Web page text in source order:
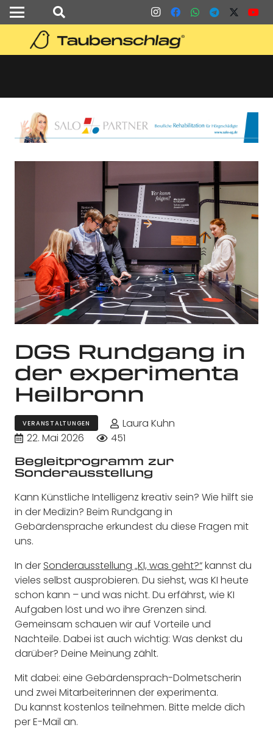
DGS Rundgang in
der experimenta
Heilbronn
VERANSTALTUNGEN
Laura Kuhn
22. Mai 2026
451
Begleitprogramm zur
Sonderausstellung
Kann Künstliche Intelligenz kreativ sein? Wie hilft sie
in der Medizin? Beim Rundgang in
Gebärdensprache erkundest du diese Fragen mit
uns.
In der Sonderausstellung „KI, was geht?“kannst du
vieles selbst ausprobieren. Du siehst, was KI heute
schon kann – und was nicht. Du erfährst, wie KI
Aufgaben löst und wo ihre Grenzen sind.
Gemeinsam schauen wir auf Vorteile und
Nachteile. Dabei ist auch wichtig: Was denkst du
darüber? Deine Meinung zählt.
Mit dabei: eine Gebärdensprach-Dolmetscherin
und zwei Mitarbeiterinnen der experimenta.
Du kannst kostenlos teilnehmen. Bitte melde dich
per E-Mail an.